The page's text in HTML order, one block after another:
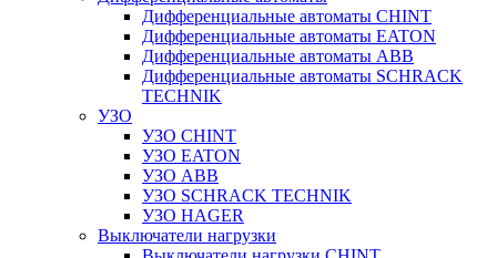
Дифференциальные автоматы CHINT
Дифференциальные автоматы EATON
Дифференциальные автоматы ABB
Дифференциальные автоматы SCHRACK
TECHNIK
УЗО
УЗО CHINT
УЗО EATON
УЗО ABB
УЗО SCHRACK TECHNIK
УЗО HAGER
Выключатели нагрузки